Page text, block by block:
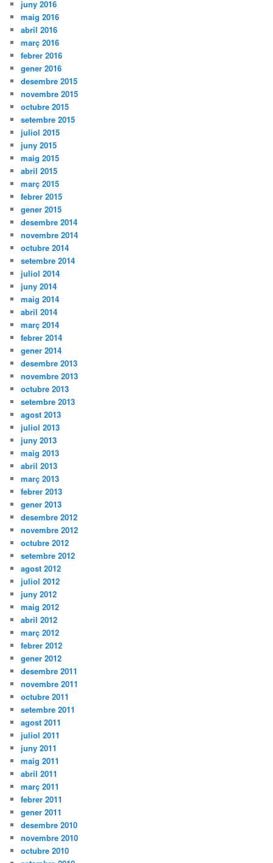
juny 2016
maig 2016
abril 2016
març 2016
febrer 2016
gener 2016
desembre 2015
novembre 2015
octubre 2015
setembre 2015
juliol 2015
juny 2015
maig 2015
abril 2015
març 2015
febrer 2015
gener 2015
desembre 2014
novembre 2014
octubre 2014
setembre 2014
juliol 2014
juny 2014
maig 2014
abril 2014
març 2014
febrer 2014
gener 2014
desembre 2013
novembre 2013
octubre 2013
setembre 2013
agost 2013
juliol 2013
juny 2013
maig 2013
abril 2013
març 2013
febrer 2013
gener 2013
desembre 2012
novembre 2012
octubre 2012
setembre 2012
agost 2012
juliol 2012
juny 2012
maig 2012
abril 2012
març 2012
febrer 2012
gener 2012
desembre 2011
novembre 2011
octubre 2011
setembre 2011
agost 2011
juliol 2011
juny 2011
maig 2011
abril 2011
març 2011
febrer 2011
gener 2011
desembre 2010
novembre 2010
octubre 2010